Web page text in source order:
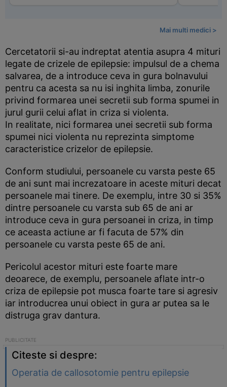
Mai multi medici >
Cercetatorii si-au indreptat atentia asupra 4 mituri
legate de crizele de epilepsie: impulsul de a chema
salvarea, de a introduce ceva in gura bolnavului
pentru ca acesta sa nu isi inghita limba, zonurile
privind formarea unei secretii sub forma spumei in
jurul gurii celui aflat in criza si violenta.
In realitate, nici formarea unei secretii sub forma
spumei nici violenta nu reprezinta simptome
caracteristice crizelor de epilepsie.
Conform studiului, persoanele cu varsta peste 65
de ani sunt mai increzatoare in aceste mituri decat
persoanele mai tinere. De exemplu, intre 30 si 35%
dintre persoanele cu varsta sub 65 de ani ar
introduce ceva in gura persoanei in criza, in timp
ce aceasta actiune ar fi facuta de 57% din
persoanele cu varsta peste 65 de ani.
Pericolul acestor mituri este foarte mare
deoarece, de exemplu, persoanele aflate intr-o
criza de epilepsie pot musca foarte tare si agresiv
iar introducrea unui obiect in gura ar putea sa le
distruga grav dantura.
Citeste si despre:
Operatia de callosotomie pentru epilepsie